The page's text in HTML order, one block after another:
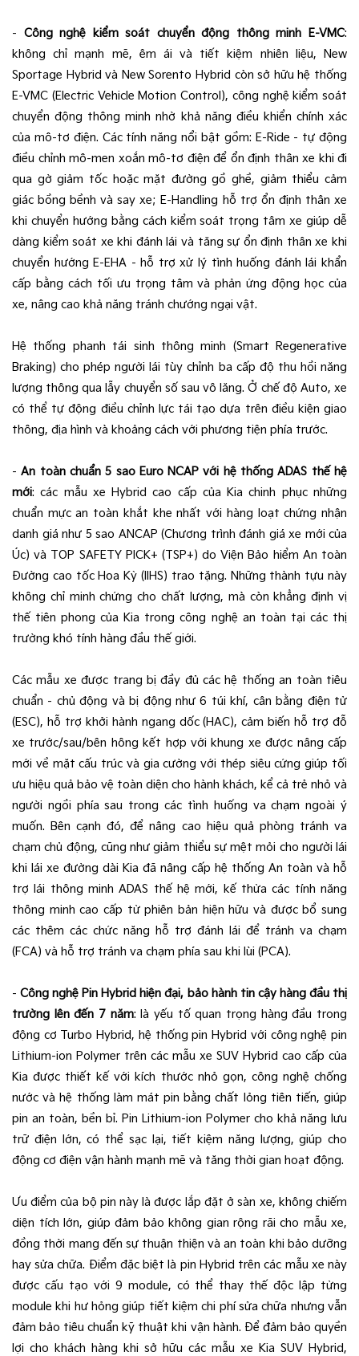
- Công nghệ kiểm soát chuyển động thông minh E-VMC:
không chỉ mạnh mẽ, êm ái và tiết kiệm nhiên liệu, New
Sportage Hybrid và New Sorento Hybrid còn sở hữu hệ thống
E-VMC (Electric Vehicle Motion Control), công nghệ kiểm soát
chuyển động thông minh nhờ khả năng điều khiển chính xác
của mô-tơ điện. Các tính năng nổi bật gồm: E-Ride - tự động
điều chỉnh mô-men xoắn mô-tơ điện để ổn định thân xe khi đi
qua gờ giảm tốc hoặc mặt đường gồ ghề, giảm thiểu cảm
giác bồng bềnh và say xe; E-Handling hỗ trợ ổn định thân xe
khi chuyển hướng bằng cách kiểm soát trọng tâm xe giúp dễ
dàng kiểm soát xe khi đánh lái và tăng sự ổn định thân xe khi
chuyển hướng E-EHA - hỗ trợ xử lý tình huống đánh lái khẩn
cấp bằng cách tối ưu trọng tâm và phản ứng động học của
xe, nâng cao khả năng tránh chướng ngại vật.
Hệ thống phanh tái sinh thông minh (Smart Regenerative
Braking) cho phép người lái tùy chỉnh ba cấp độ thu hồi năng
lượng thông qua lẫy chuyển số sau vô lăng. Ở chế độ Auto, xe
có thể tự động điều chỉnh lực tái tạo dựa trên điều kiện giao
thông, địa hình và khoảng cách với phương tiện phía trước.
-An toàn chuẩn 5 sao Euro NCAP với hệ thống ADAS thế hệ
mới: các mẫu xe Hybrid cao cấp của Kia chinh phục những
chuẩn mực an toàn khắt khe nhất với hàng loạt chứng nhận
danh giá như 5 sao ANCAP (Chương trình đánh giá xe mới của
Úc) và TOP SAFETY PICK+ (TSP+) do Viện Bảo hiểm An toàn
Đường cao tốc Hoa Kỳ (IIHS) trao tặng. Những thành tựu này
không chỉ minh chứng cho chất lượng, mà còn khẳng định vị
thế tiên phong của Kia trong công nghệ an toàn tại các thị
trường khó tính hàng đầu thế giới.
Các mẫu xe được trang bị đầy đủ các hệ thống an toàn tiêu
chuẩn - chủ động và bị động như 6 túi khí, cân bằng điện tử
(ESC), hỗ trợ khởi hành ngang dốc (HAC), cảm biến hỗ trợ đỗ
xe trước/sau/bên hông kết hợp với khung xe được nâng cấp
mới về mặt cấu trúc và gia cường với thép siêu cứng giúp tối
ưu hiệu quả bảo vệ toàn diện cho hành khách, kể cả trẻ nhỏ và
người ngồi phía sau trong các tình huống va chạm ngoài ý
muốn. Bên cạnh đó, để nâng cao hiệu quả phòng tránh va
chạm chủ động, cũng như giảm thiểu sự mệt mỏi cho người lái
khi lái xe đường dài Kia đã nâng cấp hệ thống An toàn và hỗ
trợ lái thông minh ADAS thế hệ mới, kế thừa các tính năng
thông minh cao cấp từ phiên bản hiện hữu và được bổ sung
các thêm các chức năng hỗ trợ đánh lái để tránh va chạm
(FCA) và hỗ trợ tránh va chạm phía sau khi lùi (PCA).
-Công nghệ Pin Hybrid hiện đại, bảo hành tin cậy hàng đầu thị
trường lên đến 7 năm: là yếu tố quan trọng hàng đầu trong
động cơ Turbo Hybrid, hệ thống pin Hybrid với công nghệ pin
Lithium-ion Polymer trên các mẫu xe SUV Hybrid cao cấp của
Kia được thiết kế với kích thước nhỏ gọn, công nghệ chống
nước và hệ thống làm mát pin bằng chất lỏng tiên tiến, giúp
pin an toàn, bền bỉ. Pin Lithium-ion Polymer cho khả năng lưu
trữ điện lớn, có thể sạc lại, tiết kiệm năng lượng, giúp cho
động cơ điện vận hành mạnh mẽ và tăng thời gian hoạt động.
Ưu điểm của bộ pin này là được lắp đặt ở sàn xe, không chiếm
diện tích lớn, giúp đảm bảo không gian rộng rãi cho mẫu xe,
đồng thời mang đến sự thuận thiện và an toàn khi bảo dưỡng
hay sửa chữa. Điểm đặc biệt là pin Hybrid trên các mẫu xe này
được cấu tạo với 9 module, có thể thay thế độc lập từng
module khi hư hỏng giúp tiết kiệm chi phí sửa chữa nhưng vẫn
đảm bảo tiêu chuẩn kỹ thuật khi vận hành. Để đảm bảo quyền
lợi cho khách hàng khi sở hữu các mẫu xe Kia SUV Hybrid,